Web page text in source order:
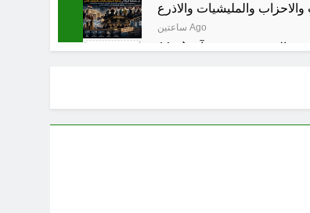
والمليشيات والاذرع
ساعتين Ago
الرسالة ومخاطر التطفل